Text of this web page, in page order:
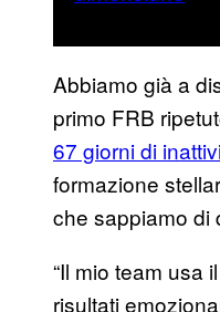
Abbiamo già a
primo FRB
67 giorni di
formazione
che sappiamo di
“Il mio team usa
risultati